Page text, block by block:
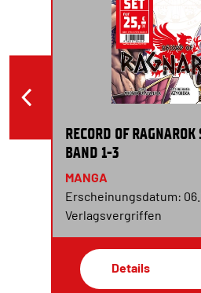
RECORD OF RAGNAROK
BAND 1-3
MANGA
Erscheinungsdatum:
Verlagsvergriffen
Details